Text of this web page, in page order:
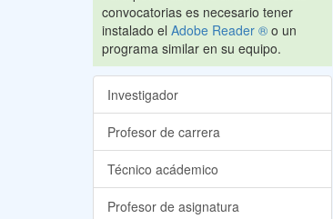
convocatorias es necesario tener
instalado el Adobe Reader ® o un
programa similar en su equipo.
Investigador
Profesor de carrera
Técnico acádemico
Profesor de asignatura